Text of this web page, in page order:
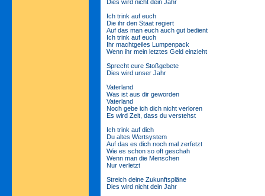
Dies wird nicht dein Jahr
Ich trink auf euch
Die ihr den Staat regiert
Auf das man euch auch gut bedient
Ich trink auf euch
Ihr machtgeiles Lumpenpack
Wenn ihr mein letztes Geld einzieht
Sprecht eure Stoßgebete
Dies wird unser Jahr
Vaterland
Was ist aus dir geworden
Vaterland
Noch gebe ich dich nicht verloren
Es wird Zeit, dass du verstehst
Ich trink auf dich
Du altes Wertsystem
Auf das es dich noch mal zerfetzt
Wie es schon so oft geschah
Wenn man die Menschen
Nur verletzt
Streich deine Zukunftspläne
Dies wird nicht dein Jahr